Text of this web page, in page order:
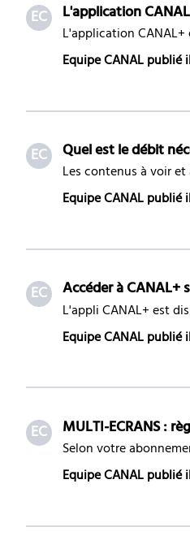
EC
Equipe CANAL publié
EC
Equipe CANAL publié
EC Accéder à CANAL+
Equipe CANAL publié
EC
Equipe CANAL publié